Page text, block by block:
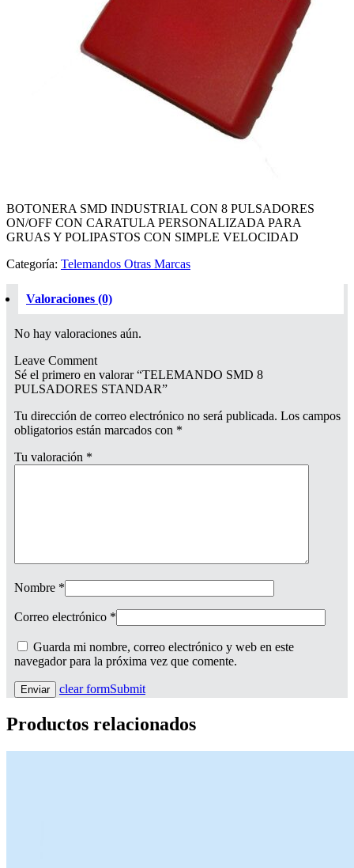
BOTONERA SMD INDUSTRIAL CON 8 PULSADORES
ON/OFF CON CARATULA PERSONALIZADA PARA
GRUAS Y POLIPASTOS CON SIMPLE VELOCIDAD
Categoría: Telemandos Otras Marcas
Valoraciones (0)
No hay valoraciones aún.
Leave Comment
Sé el primero en valorar “TELEMANDO SMD 8
PULSADORES STANDAR”
Tu dirección de correo electrónico no será publicada. Los campos
obligatorios están marcados con *
Tu valoración *
Nombre *
Correo electrónico *
Guarda mi nombre, correo electrónico y web en este
navegador para la próxima vez que comente.
clear formSubmit
Productos relacionados